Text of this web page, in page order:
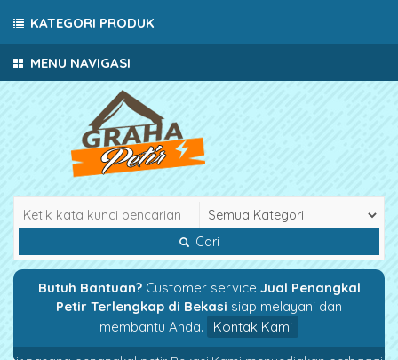
MENU NAVIGASI
Cari
Butuh Bantuan?Customer service Jual Penangkal
Petir Terlengkap di Bekasi siap melayani dan
membantu Anda.
Kontak Kami
KATEGORI PRODUK